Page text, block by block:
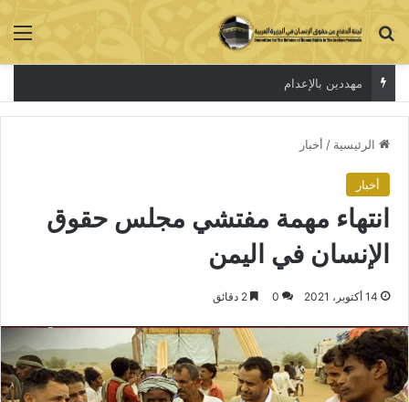
بحث عن
الاعتقال جريمة لا تخفي الحقيقة
الرئيسية / أخبار
أخبار
انتهاء مهمة مفتشي مجلس حقوق
الإنسان في اليمن
14 أكتوبر، 2021 0